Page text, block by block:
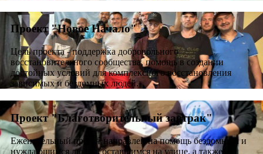
Проект "Новое Начало"
Цель проекта - поддержка добровольного
восстановительного сообщества, помощь в создании
достойных условий для комплексного восстановления
зависимых и бездомных людей.
Проект "Благотворительный завтрак"
Еженедельный проект направлен на помощь бездомным и
нуждающимся людям, оставшимся на улице, а также